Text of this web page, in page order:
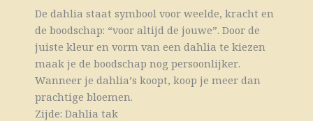
De dahlia staat symbool voor weelde, kracht en
de boodschap: “voor altijd de jouwe”. Door de
juiste kleur en vorm van een dahlia te kiezen
maak je de boodschap nog persoonlijker.
Wanneer je dahlia’s koopt, koop je meer dan
prachtige bloemen.
Zijde: Dahlia tak